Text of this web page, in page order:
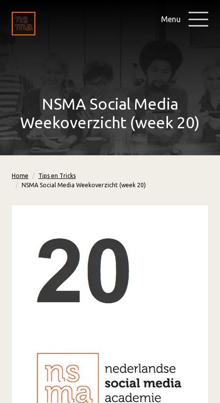
Menu
NSMA Social Media
Weekoverzicht (week 20)
Home
Tips en Tricks
NSMA Social Media Weekoverzicht (week 20)